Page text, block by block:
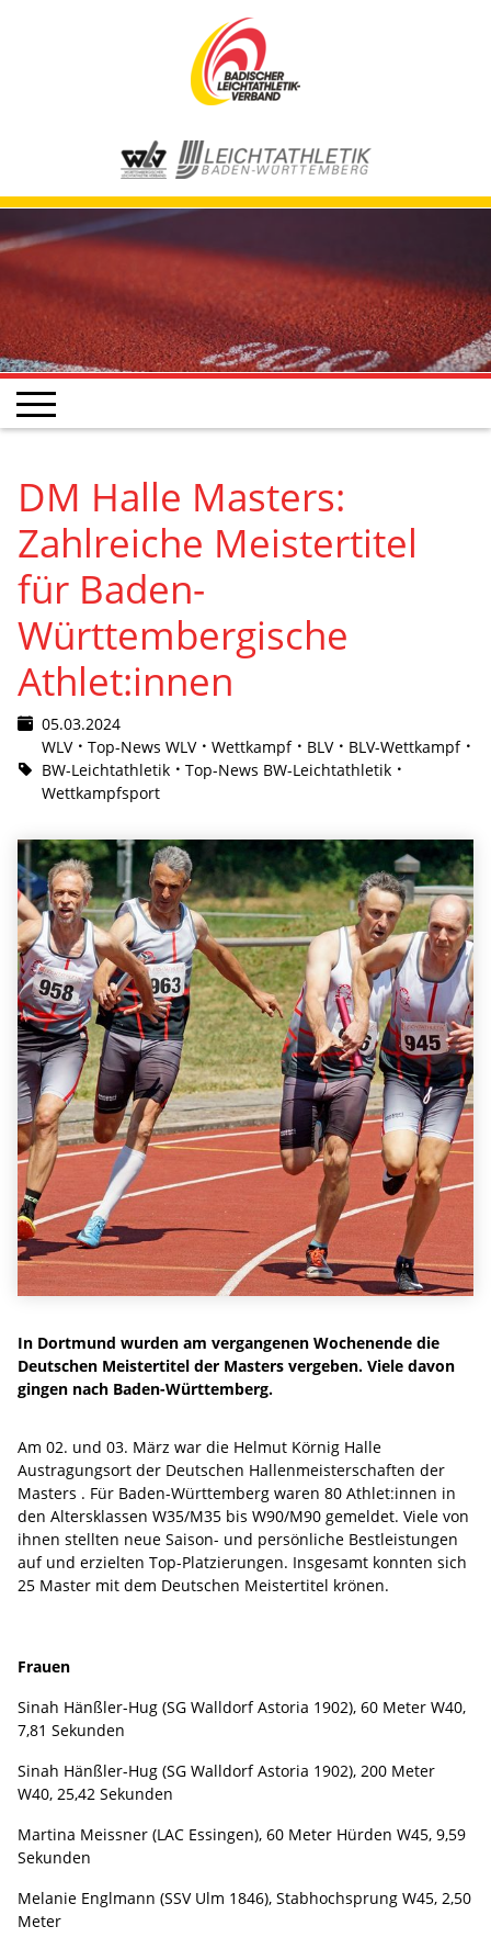
DM Halle Masters:
Zahlreiche Meistertitel
für Baden-
Württembergische
Athlet:innen
05.03.2024
WLV
Top-News WLV Wettkampf BLV
BLV-Wettkampf
BW-Leichtathletik
Top-News BW-Leichtathletik
Wettkampfsport
In Dortmund wurden am vergangenen Wochenende die
Deutschen Meistertitel der Masters vergeben. Viele davon
gingen nach Baden-Württemberg.
Am 02. und 03. März war die Helmut Körnig Halle
Austragungsort der Deutschen Hallenmeisterschaften der
Masters . Für Baden-Württemberg waren 80 Athlet:innen in
den Altersklassen W35/M35 bis W90/M90 gemeldet. Viele von
ihnen stellten neue Saison- und persönliche Bestleistungen
auf und erzielten Top-Platzierungen. Insgesamt konnten sich
25 Master mit dem Deutschen Meistertitel krönen.
Frauen
Sinah Hänßler-Hug (SG Walldorf Astoria 1902), 60 Meter W40,
7,81 Sekunden
Sinah Hänßler-Hug (SG Walldorf Astoria 1902), 200 Meter
W40, 25,42 Sekunden
Martina Meissner (LAC Essingen), 60 Meter Hürden W45, 9,59
Sekunden
Melanie Englmann (SSV Ulm 1846), Stabhochsprung W45, 2,50
Meter